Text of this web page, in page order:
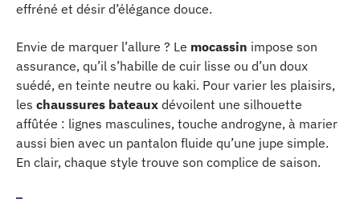
effréné et désir d’élégance douce.
Envie de marquer l’allure ? Le mocassin impose son
assurance, qu’il s’habille de cuir lisse ou d’un doux
suédé, en teinte neutre ou kaki. Pour varier les plaisirs,
les chaussures bateaux dévoilent une silhouette
affûtée : lignes masculines, touche androgyne, à marier
aussi bien avec un pantalon fluide qu’une jupe simple.
En clair, chaque style trouve son complice de saison.